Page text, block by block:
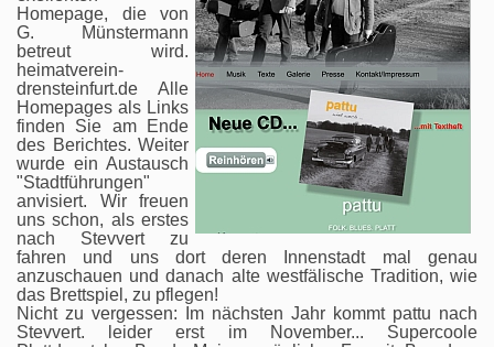
Homepage, die von
G. Münstermann
betreut wird.
heimatverein-
drensteinfurt.de Alle
Homepages als Links
finden Sie am Ende
des Berichtes. Weiter
wurde ein Austausch
"Stadtführungen"
anvisiert. Wir freuen
uns schon, als erstes
nach Stevvert zu
fahren und uns dort deren Innenstadt mal genau
anzuschauen und danach alte westfälische Tradition, wie
das Brettspiel, zu pflegen!
Nicht zu vergessen: Im nächsten Jahr kommt pattu nach
Stevvert. leider erst im November... Supercoole